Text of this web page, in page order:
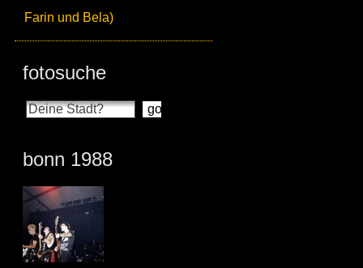
Farin und Bela)
fotosuche
bonn 1988